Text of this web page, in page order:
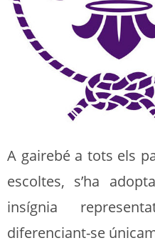
A gairebé a tots els
escoltes, s’ha
insígnia
diferenciant-se